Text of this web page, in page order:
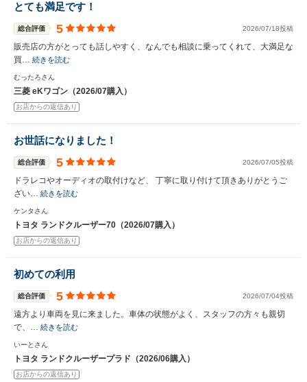
とても満足です！
総合評価 5 2026/07/18投稿
販売店の方がとっても話しやすく、なんでも相談に乗ってくれて、大満足な
買… 続きを読む
むったろさん
三菱 eKワゴン（2026/07購入）
お店からの返信あり
お世話になりました！
総合評価 5 2026/07/05投稿
ドラレコやオーディオの取付けなど、 丁寧に取り付けて頂きありがとうご
ざい… 続きを読む
ケンタさん
トヨタ ランドクルーザー70（2026/07購入）
お店からの返信あり
初めての利用
総合評価 5 2026/07/04投稿
遠方より車両を見に来ました。車体の状態がよく、スタッフの方々も親切
で、… 続きを読む
いーとさん
トヨタ ランドクルーザープラド（2026/06購入）
お店からの返信あり